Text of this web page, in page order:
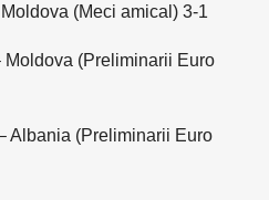
(Meci amical) 3-1
(Preliminarii Euro
Albania (Preliminarii Euro